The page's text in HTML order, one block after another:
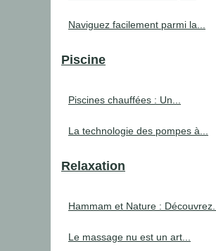
Naviguez facilement parmi la...
Piscine
Piscines chauffées : Un...
La technologie des pompes à...
Relaxation
Hammam et Nature : Découvrez...
Le massage nu est un art...